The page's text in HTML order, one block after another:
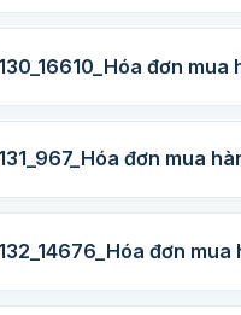
đơn mua
đơn mua
đơn mua